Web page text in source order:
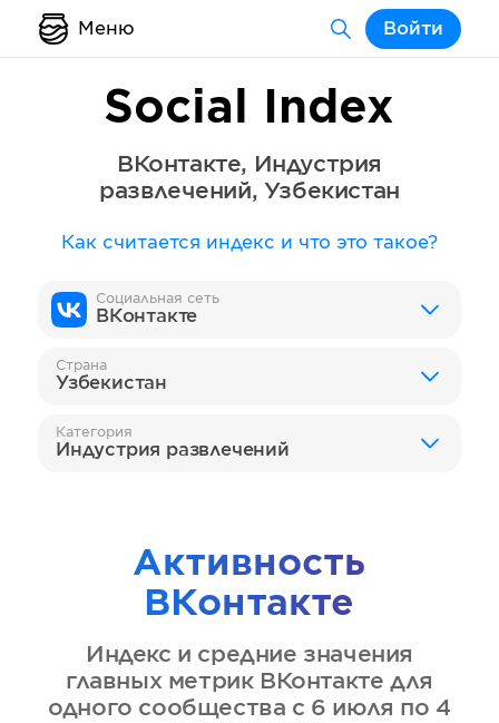
Меню Войти
Social Index
ВКонтакте, Индустрия
развлечений, Узбекистан
Как считается индекс и что это такое?
Социальная сеть
ВКонтакте
Страна
Узбекистан
Категория
Индустрия развлечений
Активность
ВКонтакте
Индекс и средние значения
главных метрик ВКонтакте для
одного сообщества с 6 июля по 4